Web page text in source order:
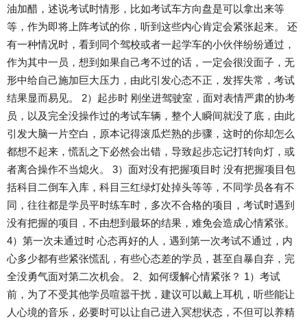
油加醋，述说考试时情形，比如考试车方向盘是可以拿出来等
等，作为即将上阵考试的你，听到这些内心肯定会紧张起来。 还
有一种情况时，看到同个驾校或者一起学车的小伙伴纷纷通过，
作为其中一员，想到如果自己考不过的话，一定会很没面子，无
形中给自己施加巨大压力，由此引发心态不正，发挥失常，考试
结果显而易见。 2）起步时 刚坐进驾驶室，面对表情严肃的协考
员，以及完全没操作过的考试车辆，整个人瞬间就没了底，由此
引发大脑一片空白，原本记得滚瓜烂熟的步骤，这时的你却怎么
都想不起来，慌乱之下必然会出错，导致起步忘记打转向灯，或
者离合操作不当熄火。 3）面对没有把握项目时 没有把握项目包
括科目二倒车入库，科目三红绿灯处掉头等等，不同学员各有不
同，往往都是学员平时练车时，多次不合格的项目，考试时遇到
没有把握的项目，不由想到最坏的结果，难免会造成心情紧张。
4）第一次未通过时 心态再好的人，遇到第一次考试不通过，内
心多少都有些紧张慌乱，有些心态差的学员，甚至自暴自弃，完
全没勇气面对第二次机会。 2、如何缓解心情紧张？ 1）考试
前，为了不受其他学员喧嚣干扰，建议可以戴上耳机，听些能让
人心境的音乐，必要时可以让自己进入冥想状态，不但可以养精